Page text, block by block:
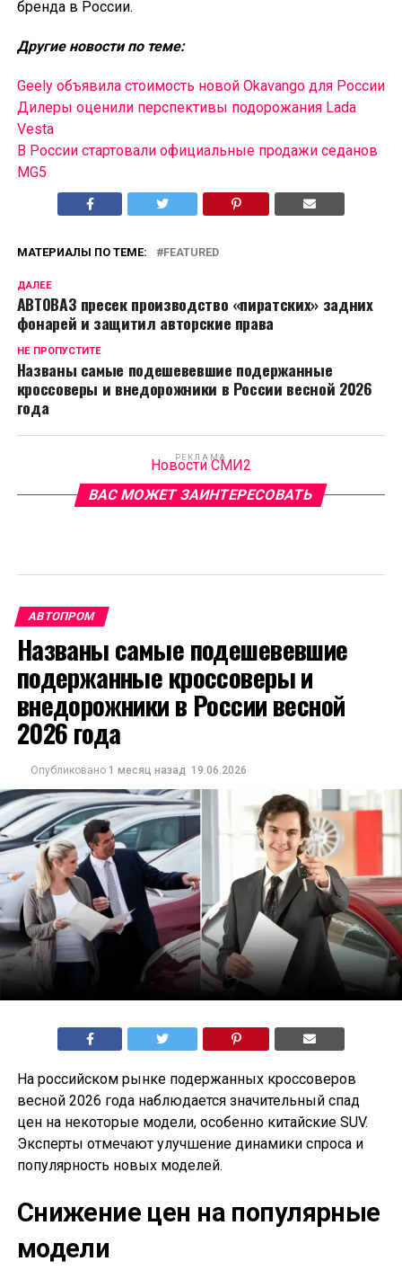
бренда в России.
Другие новости по теме:
Geely объявила стоимость новой Okavango для России
Дилеры оценили перспективы подорожания Lada
Vesta
В России cтартовали официальные продажи седанов
MG5
МАТЕРИАЛЫ ПО ТЕМЕ: FEATURED
ДАЛЕЕ
АВТОВАЗ пресек производство «пиратских» задних
фонарей и защитил авторские права
НЕ ПРОПУСТИТЕ
Названы самые подешевевшие подержанные
кроссоверы и внедорожники в России весной 2026
года
РЕКЛАМА
Новости СМИ2
ВАС МОЖЕТ ЗАИНТЕРЕСОВАТЬ
АВТОПРОМ
Названы самые подешевевшие
подержанные кроссоверы и
внедорожники в России весной
2026 года
Опубликовано 1 месяц назад 19.06.2026
На российском рынке подержанных кроссоверов
весной 2026 года наблюдается значительный спад
цен на некоторые модели, особенно китайские SUV.
Эксперты отмечают улучшение динамики спроса и
популярность новых моделей.
Снижение цен на популярные
модели